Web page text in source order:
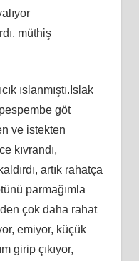
müthiş
ıslanmıştı.Islak
göt
ve istekten
kıvrandı,
artık rahatça
parmağımla
çok daha rahat
emiyor, küçük
girip çıkıyor,